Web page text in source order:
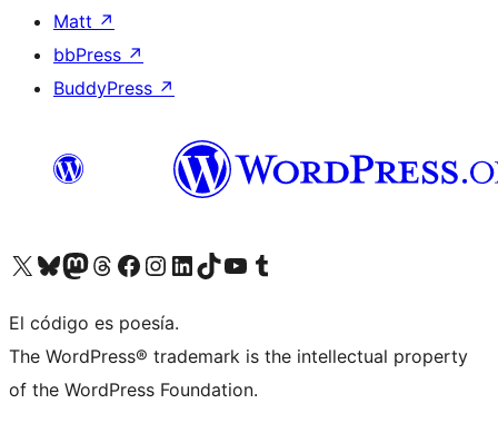
Matt ↗
bbPress ↗
BuddyPress ↗
Visita nuestra cuenta de X (anteriormente Twitter)
Visita nuestra cuenta de Bluesky
Visita nuestra cuenta de Mastodon
Visita nuestra cuenta de Threads
Visita nuestra página de Facebook
Visita nuestra cuenta de Instagram
Visita nuestra cuenta de LinkedIn
Visita nuestra cuenta de TikTok
Visita nuestro canal de YouTube
Visita nuestra cuenta de Tumblr
El código es poesía.
The WordPress® trademark is the intellectual property
of the WordPress Foundation.